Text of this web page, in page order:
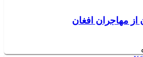
از مهاجران افغان